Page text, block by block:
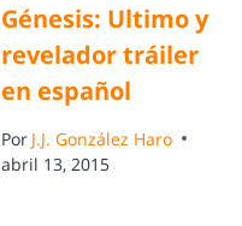
Génesis: Ultimo y
revelador tráiler
en español
Por J.J. González Haro
abril 13, 2015